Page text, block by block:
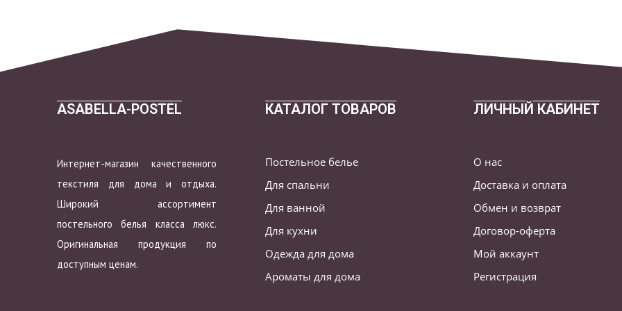
ASABELLA-POSTEL
Интернет-магазин качественного
текстиля для дома и отдыха.
Широкий ассортимент
постельного белья класса люкс.
Оригинальная продукция по
доступным ценам.
КАТАЛОГ ТОВАРОВ
Постельное белье
Для спальни
Для ванной
Для кухни
Одежда для дома
Ароматы для дома
ЛИЧНЫЙ КАБИНЕТ
О нас
Доставка и оплата
Обмен и возврат
Договор-оферта
Мой аккаунт
Регистрация